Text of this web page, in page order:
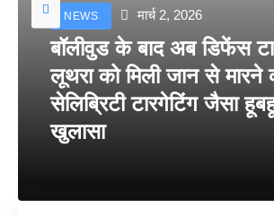
NEWS मार्च 2, 2026
बॉलीवुड के बाद अब डिफेंस
लूथरा को मिली जान से मारने
सेलिब्रिटी टारगेटिंग जैसा
खुलासा